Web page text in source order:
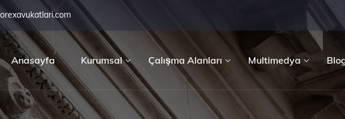
Anasayfa Kurumsal Çalışma Alanları Multimedya